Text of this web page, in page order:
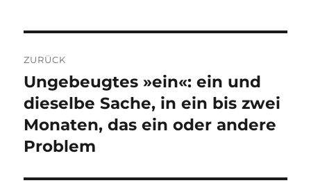
ZURÜCK
Vorheriger
Beitrag:
Ungebeugtes »ein«: ein und
dieselbe Sache, in ein bis zwei
Monaten, das ein oder andere
Problem